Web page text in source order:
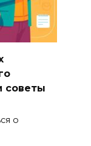
советы
о